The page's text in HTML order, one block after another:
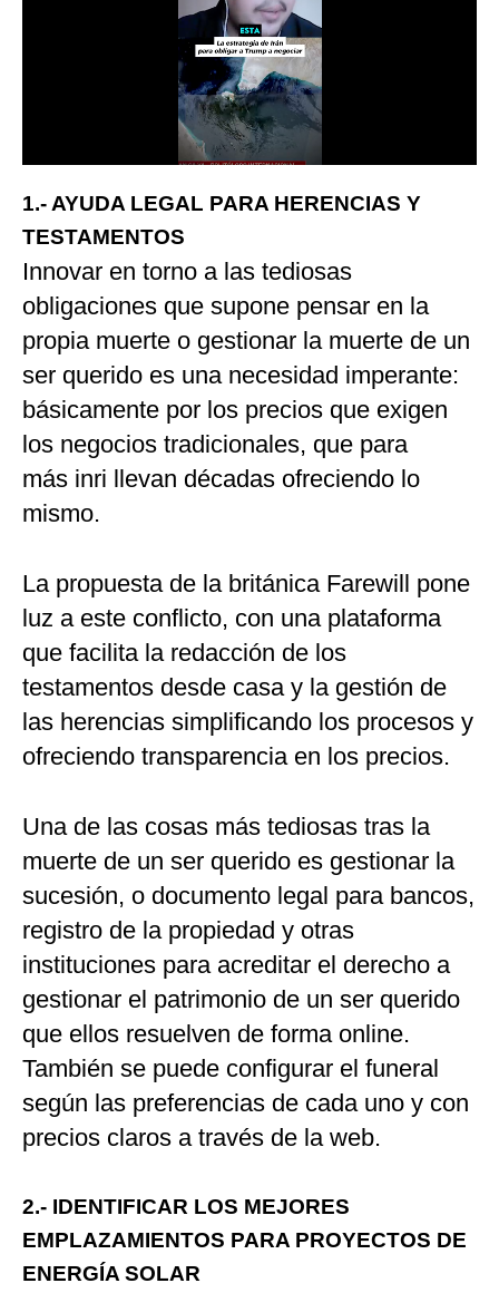
1.- AYUDA LEGAL PARA HERENCIAS Y
TESTAMENTOS
Innovar en torno a las tediosas
obligaciones que supone pensar en la
propia muerte o gestionar la muerte de un
ser querido es una necesidad imperante:
básicamente por los precios que exigen
los negocios tradicionales, que para
más inri llevan décadas ofreciendo lo
mismo.
La propuesta de la británica Farewill pone
luz a este conflicto, con una plataforma
que facilita la redacción de los
testamentos desde casa y la gestión de
las herencias simplificando los procesos y
ofreciendo transparencia en los precios.
Una de las cosas más tediosas tras la
muerte de un ser querido es gestionar la
sucesión, o documento legal para bancos,
registro de la propiedad y otras
instituciones para acreditar el derecho a
gestionar el patrimonio de un ser querido
que ellos resuelven de forma online.
También se puede configurar el funeral
según las preferencias de cada uno y con
precios claros a través de la web.
2.- IDENTIFICAR LOS MEJORES
EMPLAZAMIENTOS PARA PROYECTOS DE
ENERGÍA SOLAR